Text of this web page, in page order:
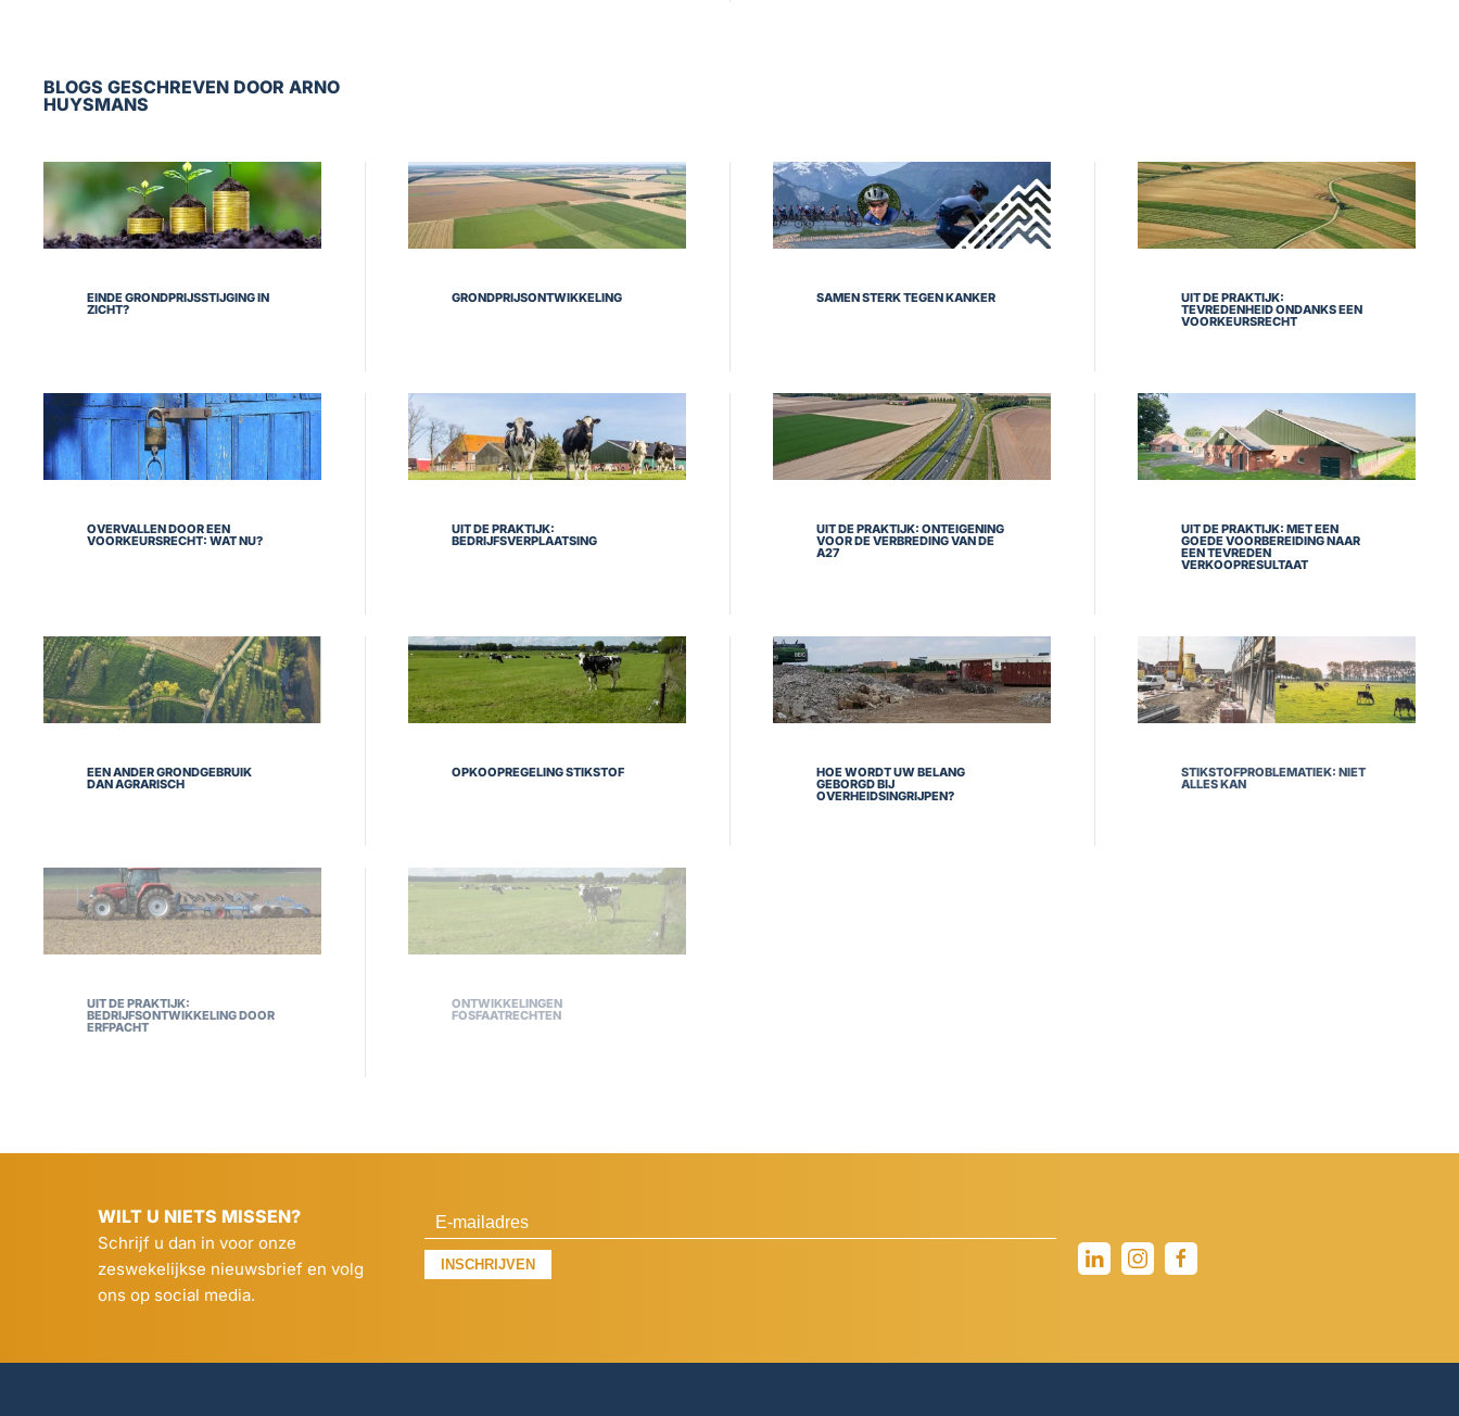
BLOGS GESCHREVEN DOOR ARNO
HUYSMANS
EINDE GRONDPRIJSSTIJGING IN
ZICHT?
GRONDPRIJSONTWIKKELING SAMEN STERK TEGEN KANKER UIT DE PRAKTIJK:
TEVREDENHEID ONDANKS EEN
VOORKEURSRECHT
OVERVALLEN DOOR EEN
VOORKEURSRECHT: WAT NU?
UIT DE PRAKTIJK:
BEDRIJFSVERPLAATSING
UIT DE PRAKTIJK: ONTEIGENING
VOOR DE VERBREDING VAN DE
A27
UIT DE PRAKTIJK: MET EEN
GOEDE VOORBEREIDING NAAR
EEN TEVREDEN
VERKOOPRESULTAAT
EEN ANDER GRONDGEBRUIK
DAN AGRARISCH
OPKOOPREGELING STIKSTOF HOE WORDT UW BELANG
GEBORGD BIJ
OVERHEIDSINGRIJPEN?
STIKSTOFPROBLEMATIEK: NIET
ALLES KAN
UIT DE PRAKTIJK:
BEDRIJFSONTWIKKELING DOOR
ERFPACHT
ONTWIKKELINGEN
FOSFAATRECHTEN
WILT U NIETS MISSEN?
Schrijf u dan in voor onze
zeswekelijkse nieuwsbrief en volg
ons op social media.
INSCHRIJVEN